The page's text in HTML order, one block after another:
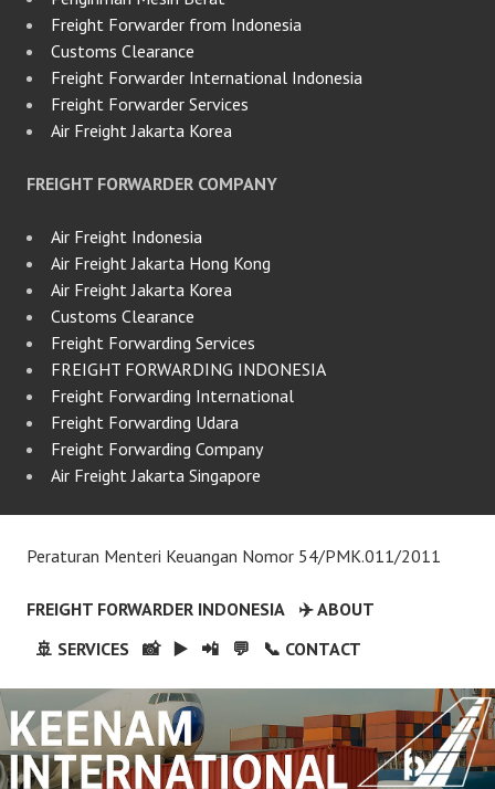
Freight Forwarder from Indonesia
Customs Clearance
Freight Forwarder International Indonesia
Freight Forwarder Services
Air Freight Jakarta Korea
FREIGHT FORWARDER COMPANY
Air Freight Indonesia
Air Freight Jakarta Hong Kong
Air Freight Jakarta Korea
Customs Clearance
Freight Forwarding Services
FREIGHT FORWARDING INDONESIA
Freight Forwarding International
Freight Forwarding Udara
Freight Forwarding Company
Air Freight Jakarta Singapore
Peraturan Menteri Keuangan Nomor 54/PMK.011/2011
FREIGHT FORWARDER INDONESIA
✈️ ABOUT
🚢 SERVICES
📸 ▶️ 📲 💬 📞 CONTACT